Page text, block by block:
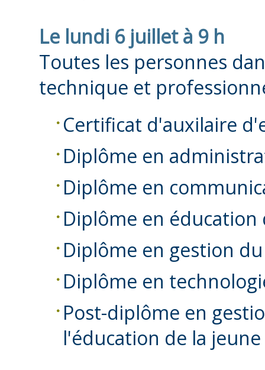
Le lundi 6 juillet à 9 h
Toutes les personnes
technique et
Certificat d'auxilaire
Diplôme en
Diplôme en
Diplôme en éducation
Diplôme en gestion
Diplôme en
Post-diplôme en
l'éducation de la